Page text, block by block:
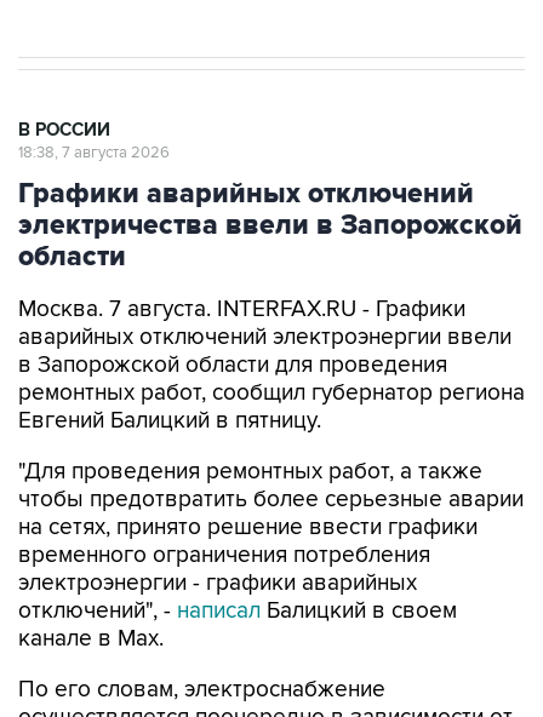
Графики аварийных отключений
электричества ввели в Запорожской
области
Москва. 7 августа. INTERFAX.RU - Графики
в Запорожской области для проведения
ремонтных работ, сообщил губернатор региона
Евгений Балицкий в пятницу.
"Для проведения ремонтных работ, а также
на сетях, принято решение ввести графики
временного ограничения потребления
электроэнергии - графики аварийных
отключений", -написалБалицкий в своем
канале в Max.
По его словам, электроснабжение
мощности источника и с учетом оперативной